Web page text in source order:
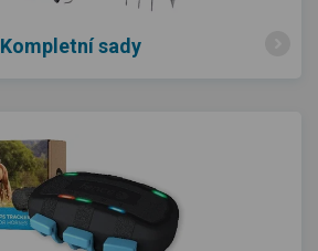
Kompletní sady